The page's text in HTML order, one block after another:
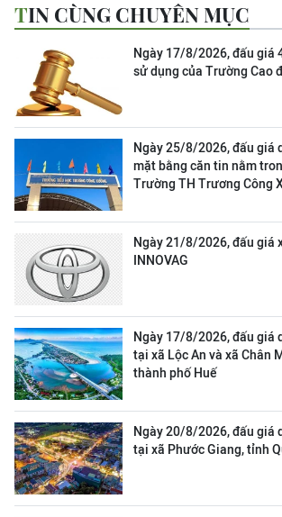
TIN CÙNG CHUYÊN MỤC
Ngày 17/8/2026, đấu giá
sử dụng của Trường Cao
Ngày 25/8/2026, đấu giá
mặt bằng căn tin nằm
Trường TH Trương Công
Ngày 21/8/2026, đấu giá
INNOVAG
Ngày 17/8/2026, đấu giá
tại xã Lộc An và xã Chân
thành phố Huế
Ngày 20/8/2026, đấu giá
tại xã Phước Giang, tỉnh